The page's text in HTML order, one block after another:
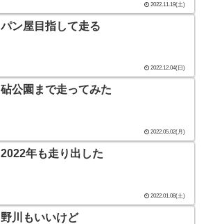
2022.11.19(土)
パン屋目指して走る
2022.12.04(日)
砧公園まで走ってみた
2022.05.02(月)
2022年も走り出した
2022.01.08(土)
野川もいいけど